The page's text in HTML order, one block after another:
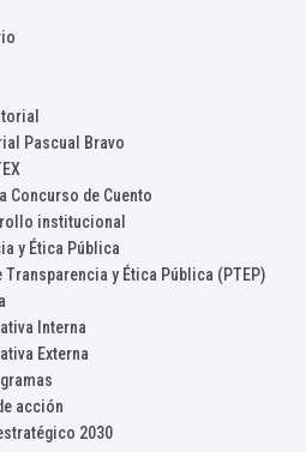
Pascual Bravo
Concurso de Cuento
institucional
y Ética Pública
Transparencia y Ética Pública (PTEP)
Interna
Externa
acción
2030